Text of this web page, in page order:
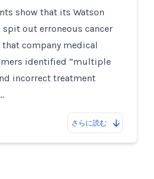
show that its Watson
out erroneous cancer
company medical
identified “multiple
incorrect treatment
さらに読む